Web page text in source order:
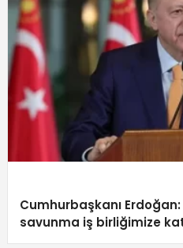
Cumhurbaşkanı
savunma iş birliğimize